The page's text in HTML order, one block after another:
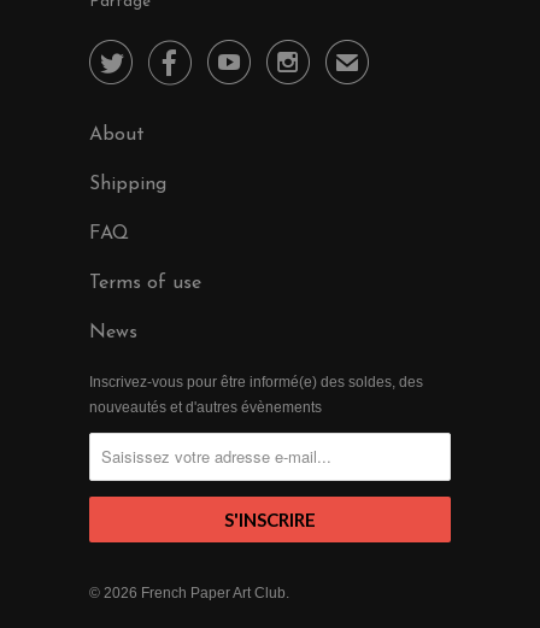
    ✉
About
Shipping
FAQ
Terms of use
News
Inscrivez-vous pour être informé(e) des soldes, des
nouveautés et d'autres évènements
© 2026 French Paper Art Club.